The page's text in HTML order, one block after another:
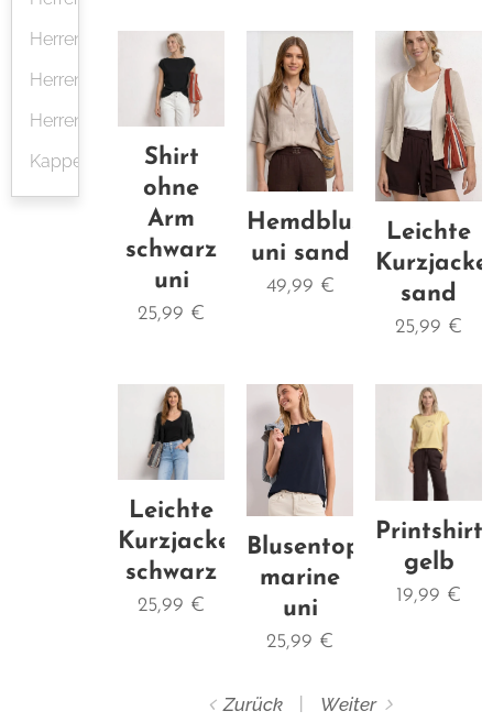
Herrenjacken
Herrenhemden
Herrenjeans
Kappen/MützenShirt
ohne
Arm
schwarz
uni
25,99 €
Hemdbluse
uni sand
49,99 €
Leichte
Kurzjacke
sand
25,99 €
Leichte
Kurzjacke
schwarz
25,99 €
Blusentop
marine
uni
25,99 €
Printshirt
gelb
19,99 €
Zurück Weiter